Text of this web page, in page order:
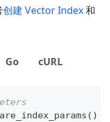
创建 Vector Index和
Go cURL
( )